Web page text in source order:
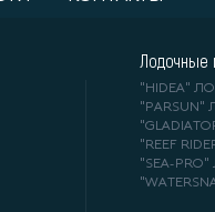
Лодочные
"HIDEA"
"REEF
"SEA-